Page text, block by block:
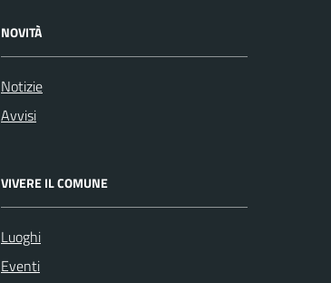
NOVITÀ
Notizie
Avvisi
VIVERE IL COMUNE
Luoghi
Eventi